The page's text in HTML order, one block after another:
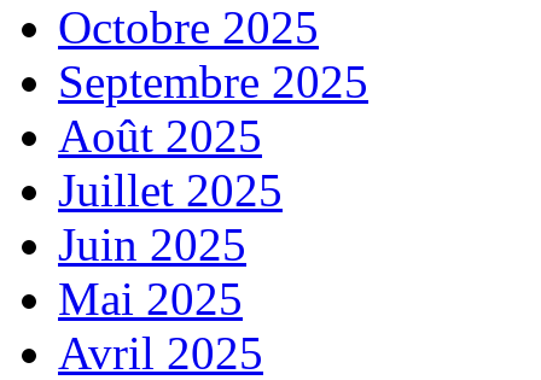
Octobre 2025
Septembre 2025
Août 2025
Juillet 2025
Juin 2025
Mai 2025
Avril 2025